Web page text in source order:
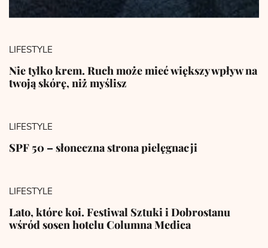
LIFESTYLE
Nie tylko krem. Ruch może mieć większy wpływ na
twoją skórę, niż myślisz
LIFESTYLE
SPF 50 – słoneczna strona pielęgnacji
LIFESTYLE
Lato, które koi. Festiwal Sztuki i Dobrostanu
wśród sosen hotelu Columna Medica